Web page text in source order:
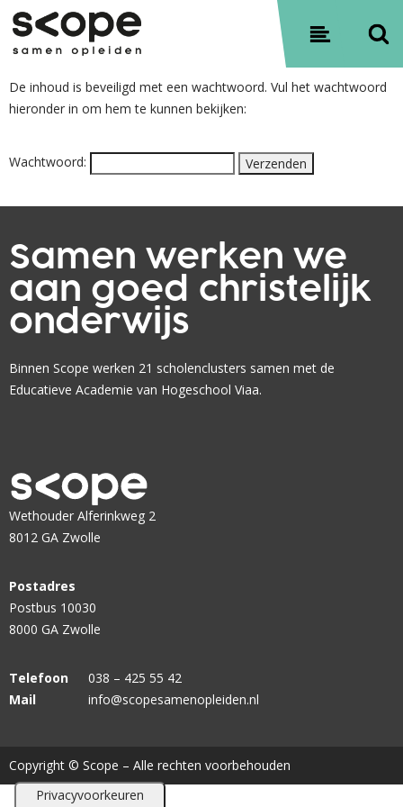
De inhoud is beveiligd met een wachtwoord. Vul het wachtwoord
hieronder in om hem te kunnen bekijken:
Wachtwoord:
Samen werken we
aan goed christelijk
onderwijs
Binnen Scope werken 21 scholenclusters samen met de
Educatieve Academie van Hogeschool Viaa.
Wethouder Alferinkweg 2
8012 GA Zwolle
Postadres
Postbus 10030
8000 GA Zwolle
Telefoon
038 – 425 55 42
Mail
info@scopesamenopleiden.nl
Copyright © Scope – Alle rechten voorbehouden
Sitemap